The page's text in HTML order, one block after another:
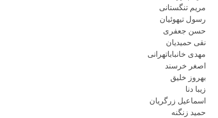
مریم تنگستانی
رسول تیهوئیان
حسن جعفری
نقی حمیدیان
مهدی خانباباتهرانی
اصغر خرسند
بهروز خلیق
زیبا دنا
اسماعیل زرگریان
حمید زنگنه